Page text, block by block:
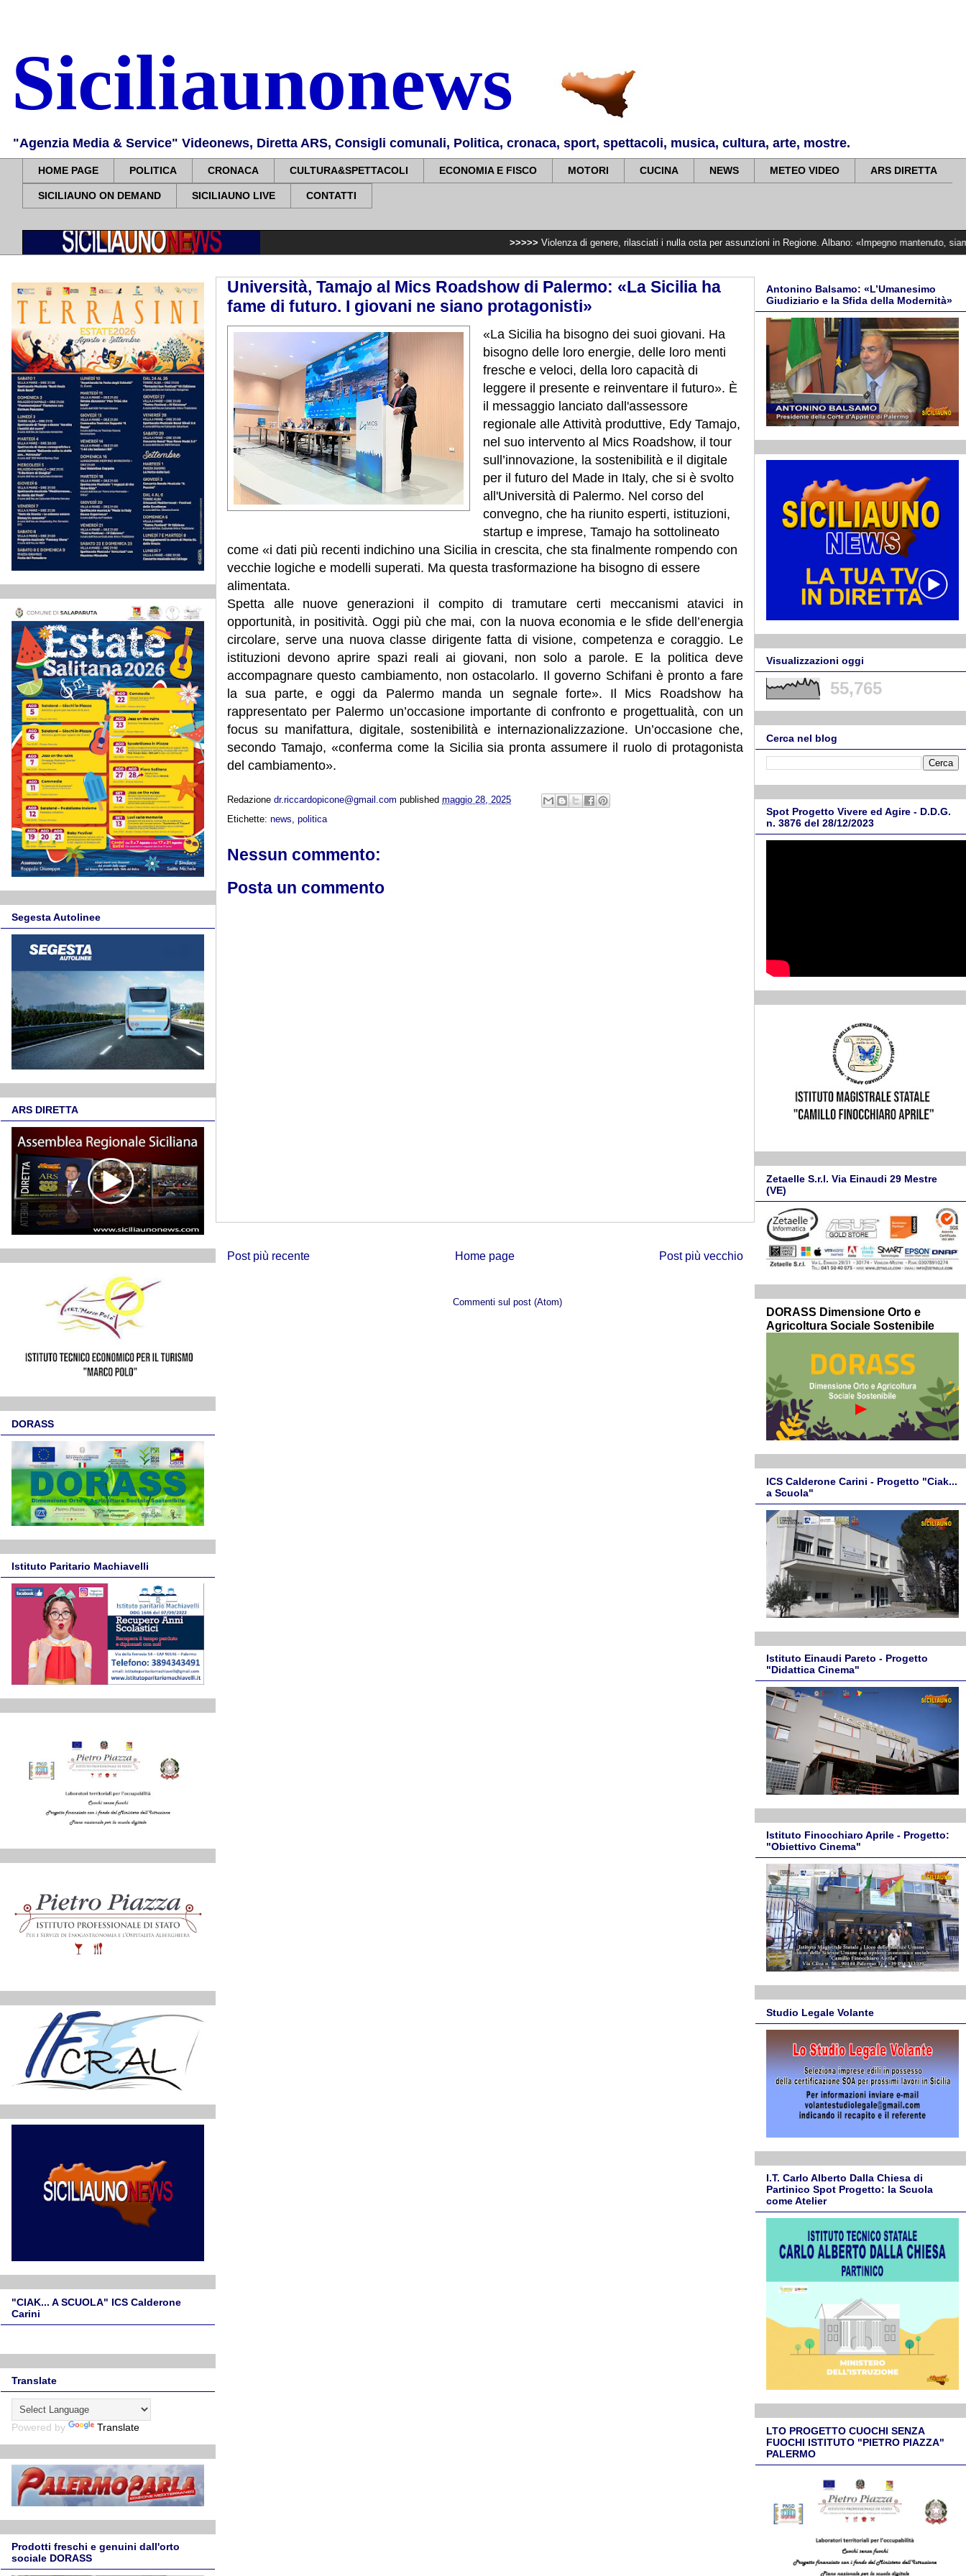
Siciliaunonews
"Agenzia Media & Service" Videonews, Diretta ARS, Consigli comunali, Politica, cronaca, sport, spettacoli, musica, cultura, arte, mostre.
HOME PAGE POLITICA CRONACA CULTURA&SPETTACOLI ECONOMIA E FISCO MOTORI CUCINA NEWS METEO VIDEO ARS DIRETTA
SICILIAUNO ON DEMAND SICILIAUNO LIVE CONTATTI
Violenza di genere, rilasciati i nulla osta per assunzioni in Regione. Albano: «Impegno mantenuto, siamo vicini alle
Università, Tamajo al Mics Roadshow di Palermo: «La Sicilia ha
fame di futuro. I giovani ne siano protagonisti»
«La Sicilia ha bisogno dei suoi giovani. Ha
bisogno delle loro energie, delle loro menti
fresche e veloci, della loro capacità di
leggere il presente e reinventare il futuro». È
il messaggio lanciato dall'assessore
regionale alle Attività produttive, Edy Tamajo,
nel suo intervento al Mics Roadshow, il tour
sull’innovazione, la sostenibilità e il digitale
per il futuro del Made in Italy, che si è svolto
all'Università di Palermo. Nel corso del
convegno, che ha riunito esperti, istituzioni,
startup e imprese, Tamajo ha sottolineato
come «i dati più recenti indichino una Sicilia in crescita, che sta finalmente rompendo con
vecchie logiche e modelli superati. Ma questa trasformazione ha bisogno di essere
alimentata.
Spetta alle nuove generazioni il compito di tramutare certi meccanismi atavici in
opportunità, in positività. Oggi più che mai, con la nuova economia e le sfide dell’energia
circolare, serve una nuova classe dirigente fatta di visione, competenza e coraggio. Le
istituzioni devono aprire spazi reali ai giovani, non solo a parole. E la politica deve
accompagnare questo cambiamento, non ostacolarlo. Il governo Schifani è pronto a fare
la sua parte, e oggi da Palermo manda un segnale forte». Il Mics Roadshow ha
rappresentato per Palermo un’occasione importante di confronto e progettualità, con un
focus su manifattura, digitale, sostenibilità e internazionalizzazione. Un’occasione che,
secondo Tamajo, «conferma come la Sicilia sia pronta assumere il ruolo di protagonista
del cambiamento».
Redazione dr.riccardopicone@gmail.com published maggio 28, 2025
Etichette: news politica
Nessun commento:
Posta un commento
Post più recente Post più vecchio
Home page
Commenti sul post (Atom)
Segesta Autolinee
ARS DIRETTA
DORASS
Istituto Paritario Machiavelli
"CIAK... A SCUOLA" ICS Calderone
Carini
Translate
Powered by Translate
Prodotti freschi e genuini dall'orto
sociale DORASS
Antonino Balsamo: «L’Umanesimo
Giudiziario e la Sfida della Modernità»
Visualizzazioni oggi
55,765
Cerca nel blog
Spot Progetto Vivere ed Agire - D.D.G.
n. 3876 del 28/12/2023
Zetaelle S.r.l. Via Einaudi 29 Mestre
(VE)
DORASS Dimensione Orto e
Agricoltura Sociale Sostenibile
ICS Calderone Carini - Progetto "Ciak...
a Scuola"
Istituto Einaudi Pareto - Progetto
"Didattica Cinema"
Istituto Finocchiaro Aprile - Progetto:
"Obiettivo Cinema"
Studio Legale Volante
I.T. Carlo Alberto Dalla Chiesa di
Partinico Spot Progetto: la Scuola
come Atelier
LTO PROGETTO CUOCHI SENZA
FUOCHI ISTITUTO "PIETRO PIAZZA"
PALERMO